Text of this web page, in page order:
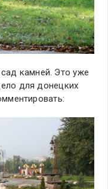
камней. Это уже
для донецких